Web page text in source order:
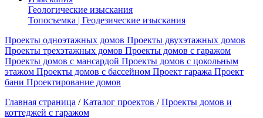
Геологические изыскания
Топосъемка | Геодезические изыскания
Проекты одноэтажных домов Проекты двухэтажных домов
Проекты трехэтажных домов Проекты домов с гаражом
Проекты домов с мансардой Проекты домов с цокольным
этажом Проекты домов с бассейном Проект гаража Проект
бани Проектирование домов
Главная страница / Каталог проектов / Проекты домов и
коттеджей с гаражом